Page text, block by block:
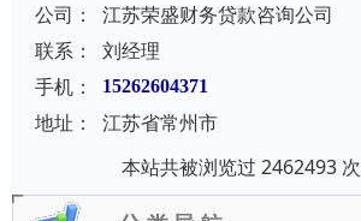
公司：
江苏荣盛财务贷款咨询公司
联系：
刘经理
手机：
15262604371
地址：
江苏省常州市
本站共被浏览过 2462493 次